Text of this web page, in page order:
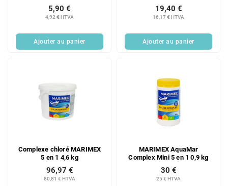
4,92 € HTVA
5,90 €
Ajouter au panier
16,17 € HTVA
19,40 €
Ajouter au panier
Complexe chloré MARIMEX
5 en 1 4,6 kg
80,81 € HTVA
96,97 €
MARIMEX AquaMar
Complex Mini 5 en 1 0,9 kg
25 € HTVA
30 €